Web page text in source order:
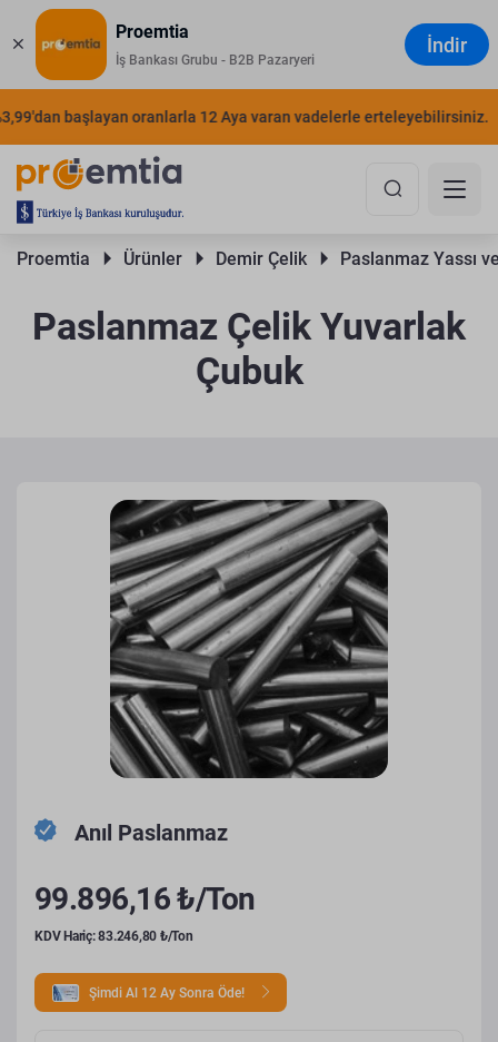
Proemtia
İş Bankası Grubu - B2B Pazaryeri
İndir
başlayan oranlarla 12 Aya varan vadelerle erteleyebilirsiniz.
Proemtia Ürünler Demir Çelik Paslanmaz Yassı
Paslanmaz Çelik Yuvarlak
Çubuk
Anıl Paslanmaz
99.896,16 ₺/Ton
KDV Hariç: 83.246,80 ₺/Ton
Şimdi Al 12 Ay Sonra Öde!